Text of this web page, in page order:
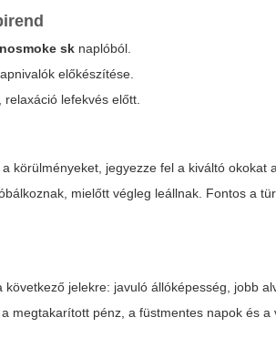
nosmoke sk naplóból.
előkészítése.
lefekvés előtt.
körülményeket, jegyezze fel a kiváltó okokat a
mielőtt végleg leállnak. Fontos a
jelekre: javuló állóképesség, jobb
megtakarított pénz, a füstmentes napok és a